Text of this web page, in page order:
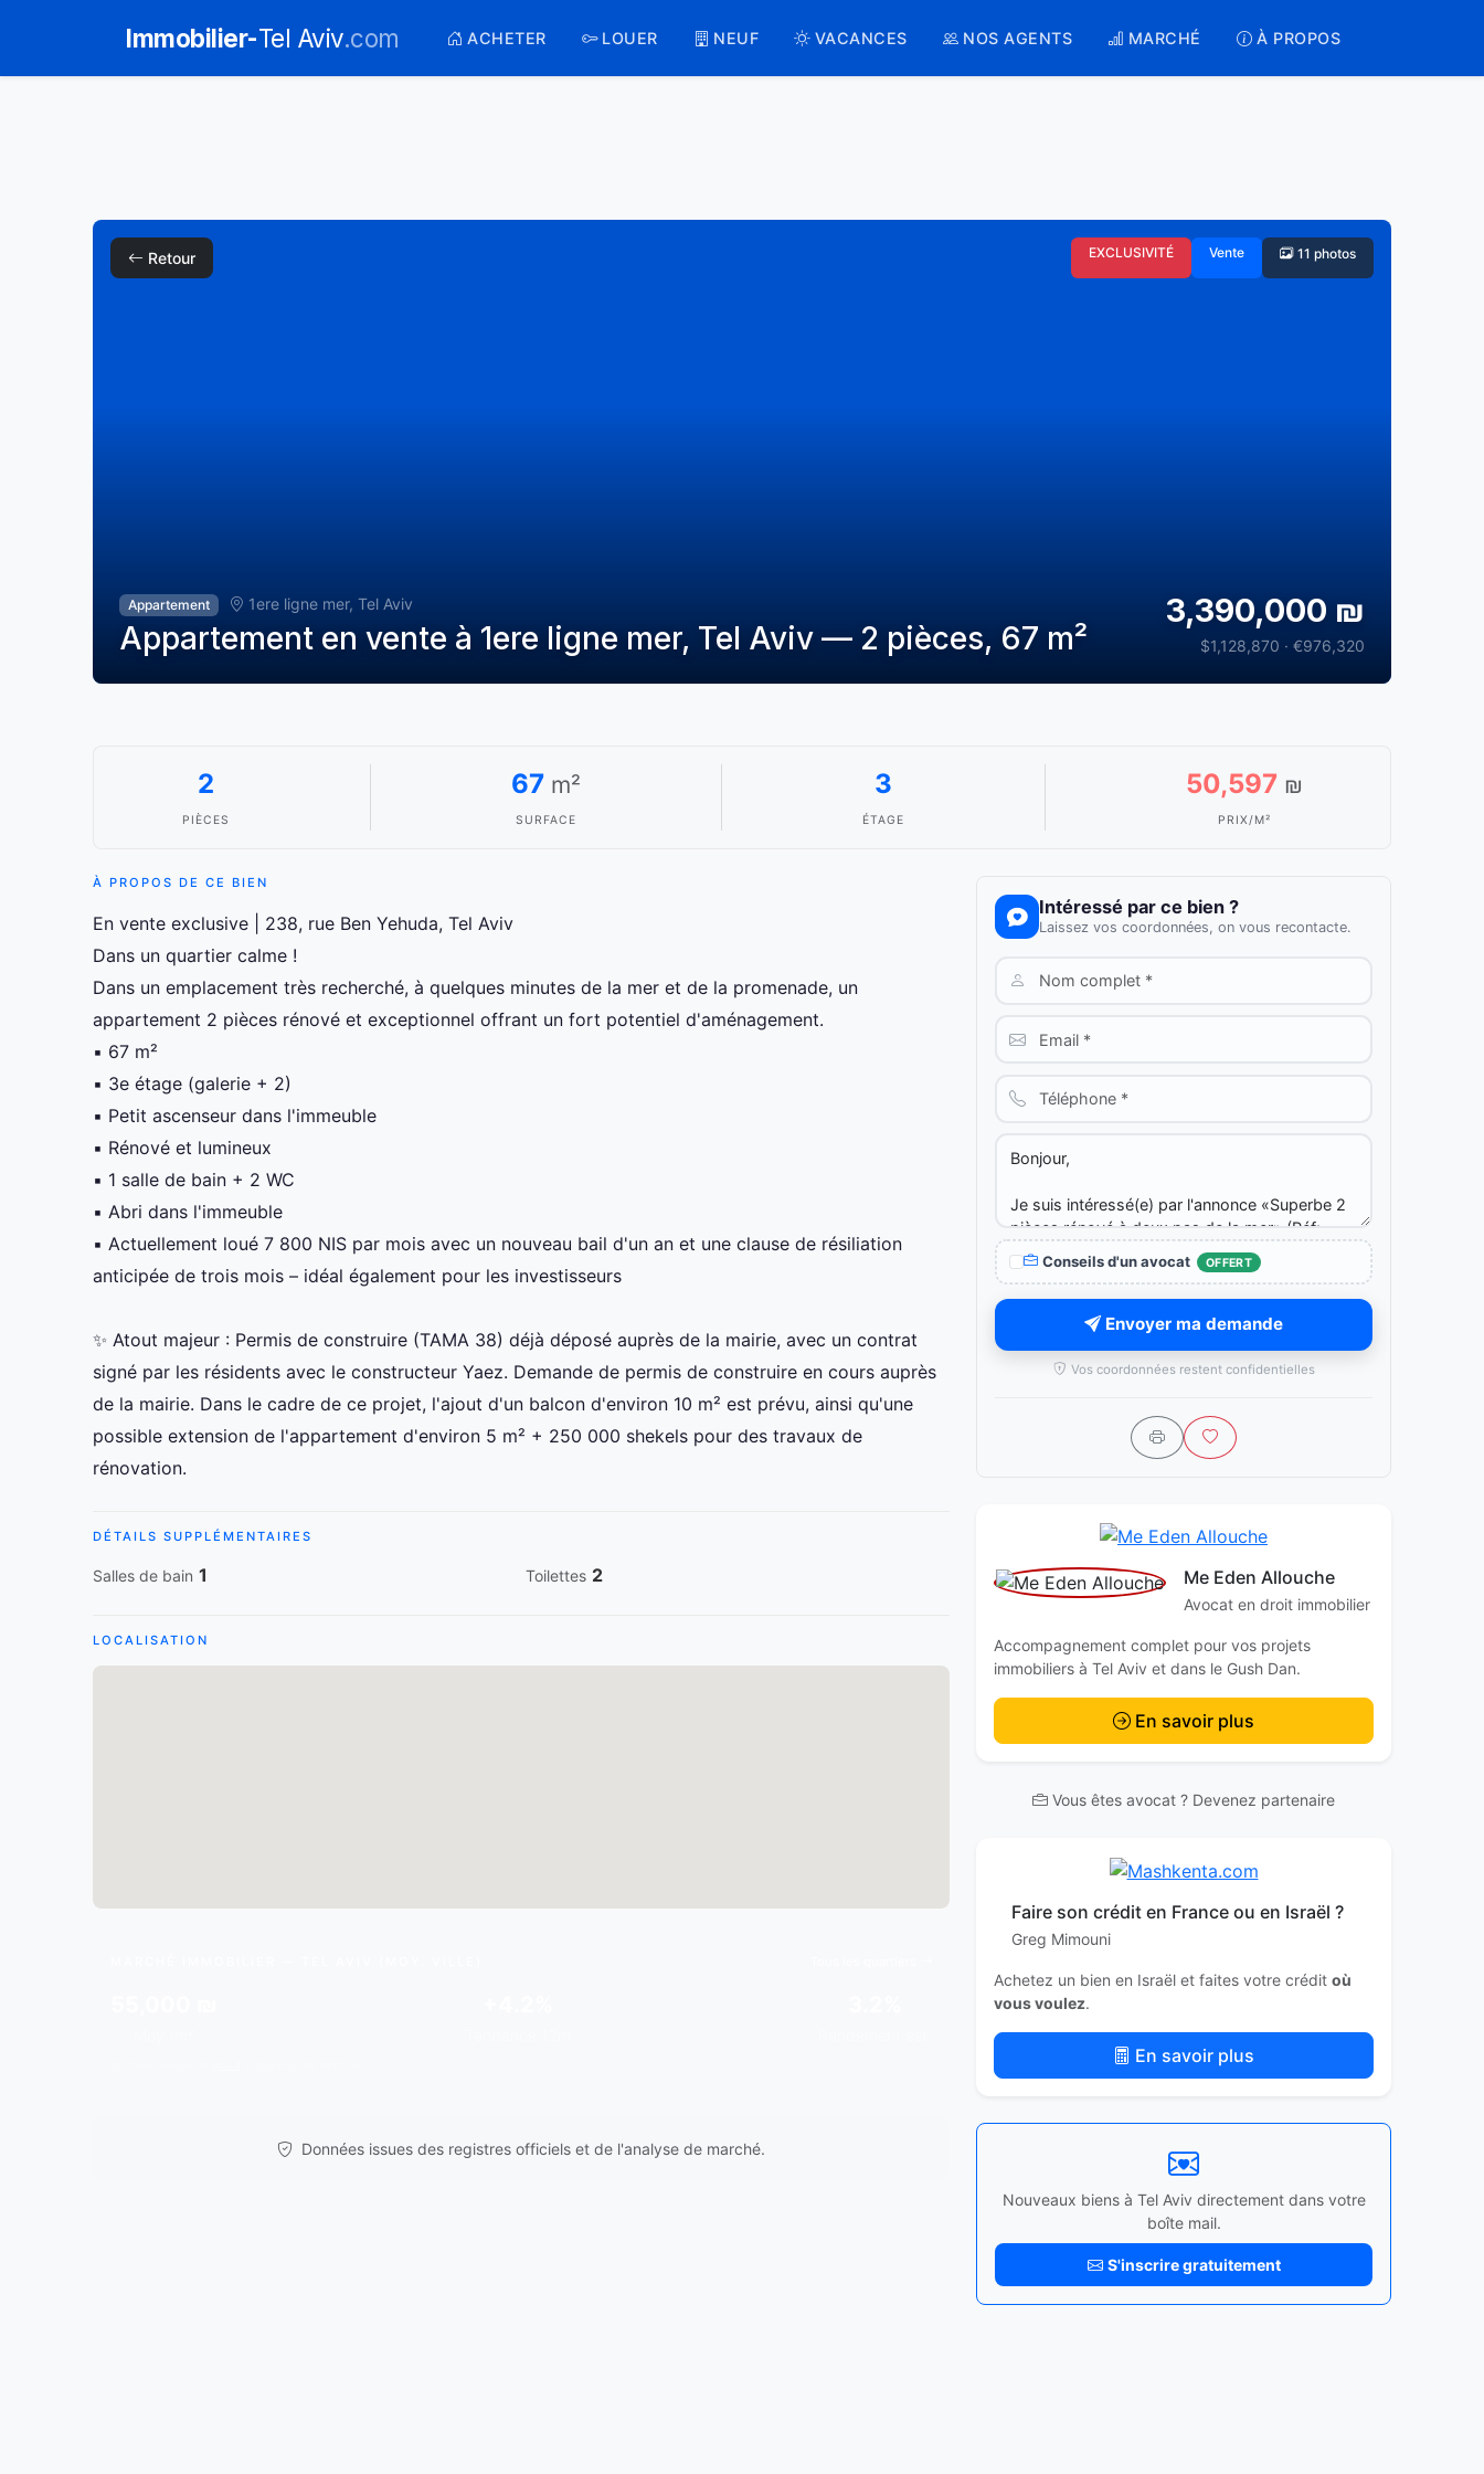
Immobilier-Tel Aviv.com ACHETER LOUER NEUF VACANCES NOS AGENTS MARCHÉ À PROPOS
Retour EXCLUSIVITÉ Vente 11 photos
Appartement 1ere ligne mer, Tel Aviv
Appartement en vente à 1ere ligne mer, Tel Aviv — 2 pièces, 67 m²
3,390,000 ₪
$1,128,870 · €976,320
2
PIÈCES
67m²
SURFACE
3
ÉTAGE
50,597 ₪
PRIX/M²
À PROPOS DE CE BIEN
En vente exclusive | 238, rue Ben Yehuda, Tel Aviv
Dans un quartier calme !
Dans un emplacement très recherché, à quelques minutes de la mer et de la promenade, un
appartement 2 pièces rénové et exceptionnel offrant un fort potentiel d'aménagement.
▪️ 67 m²
▪️ 3e étage (galerie + 2)
▪️ Petit ascenseur dans l'immeuble
▪️ Rénové et lumineux
▪️ 1 salle de bain + 2 WC
▪️ Abri dans l'immeuble
▪️ Actuellement loué 7 800 NIS par mois avec un nouveau bail d'un an et une clause de résiliation
anticipée de trois mois – idéal également pour les investisseurs
✨ Atout majeur : Permis de construire (TAMA 38) déjà déposé auprès de la mairie, avec un contrat
signé par les résidents avec le constructeur Yaez. Demande de permis de construire en cours auprès
de la mairie. Dans le cadre de ce projet, l'ajout d'un balcon d'environ 10 m² est prévu, ainsi qu'une
possible extension de l'appartement d'environ 5 m² + 250 000 shekels pour des travaux de
rénovation.
DÉTAILS SUPPLÉMENTAIRES
Salles de bain 1 Toilettes 2
LOCALISATION
Données issues des registres officiels et de l'analyse de marché.
Intéressé par ce bien ?
Laissez vos coordonnées, on vous recontacte.
Conseils d'un avocat OFFERT
Envoyer ma demande
Vos coordonnées restent confidentielles
Me Eden Allouche
Avocat en droit immobilier
Accompagnement complet pour vos projets
immobiliers à Tel Aviv et dans le Gush Dan.
En savoir plus
Vous êtes avocat ? Devenez partenaire
Faire son crédit en France ou en Israël ?
Greg Mimouni
Achetez un bien en Israël et faites votre crédit où
vous voulez.
En savoir plus
Nouveaux biens à Tel Aviv directement dans votre
boîte mail.
S'inscrire gratuitement